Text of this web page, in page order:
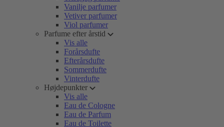
Vanilje parfumer
Vetiver parfumer
Viol parfumer
Parfume efter årstid
Vis alle
Forårsdufte
Efterårsdufte
Sommerdufte
Vinterdufte
Højdepunkter
Vis alle
Eau de Cologne
Eau de Parfum
Eau de Toilette